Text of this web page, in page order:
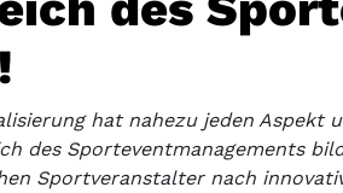
hat nahezu jeden Aspekt
des Sporteventmanagements
Sportveranstalter nach